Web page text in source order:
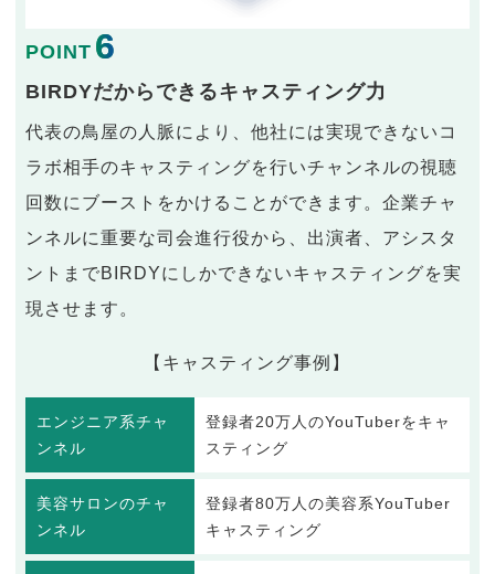
POINT 6
BIRDYだからできるキャスティング力
代表の鳥屋の人脈により、他社には実現できないコ
ラボ相手のキャスティングを行いチャンネルの視聴
回数にブーストをかけることができます。企業チャ
ンネルに重要な司会進行役から、出演者、アシスタ
ントまでBIRDYにしかできないキャスティングを実
現させます。
【キャスティング事例】
エンジニア系チャ
ンネル
登録者20万人のYouTuberをキャ
スティング
美容サロンのチャ
ンネル
登録者80万人の美容系YouTuber
キャスティング